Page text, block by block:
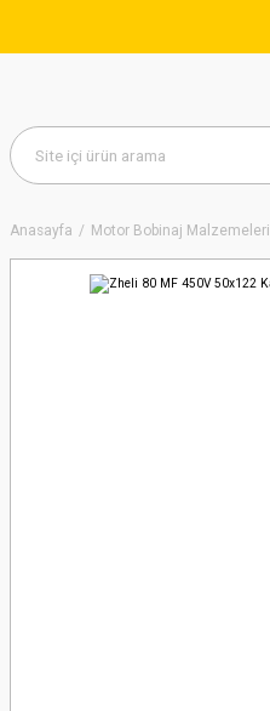
Anasayfa Motor Bobinaj Malzemeleri